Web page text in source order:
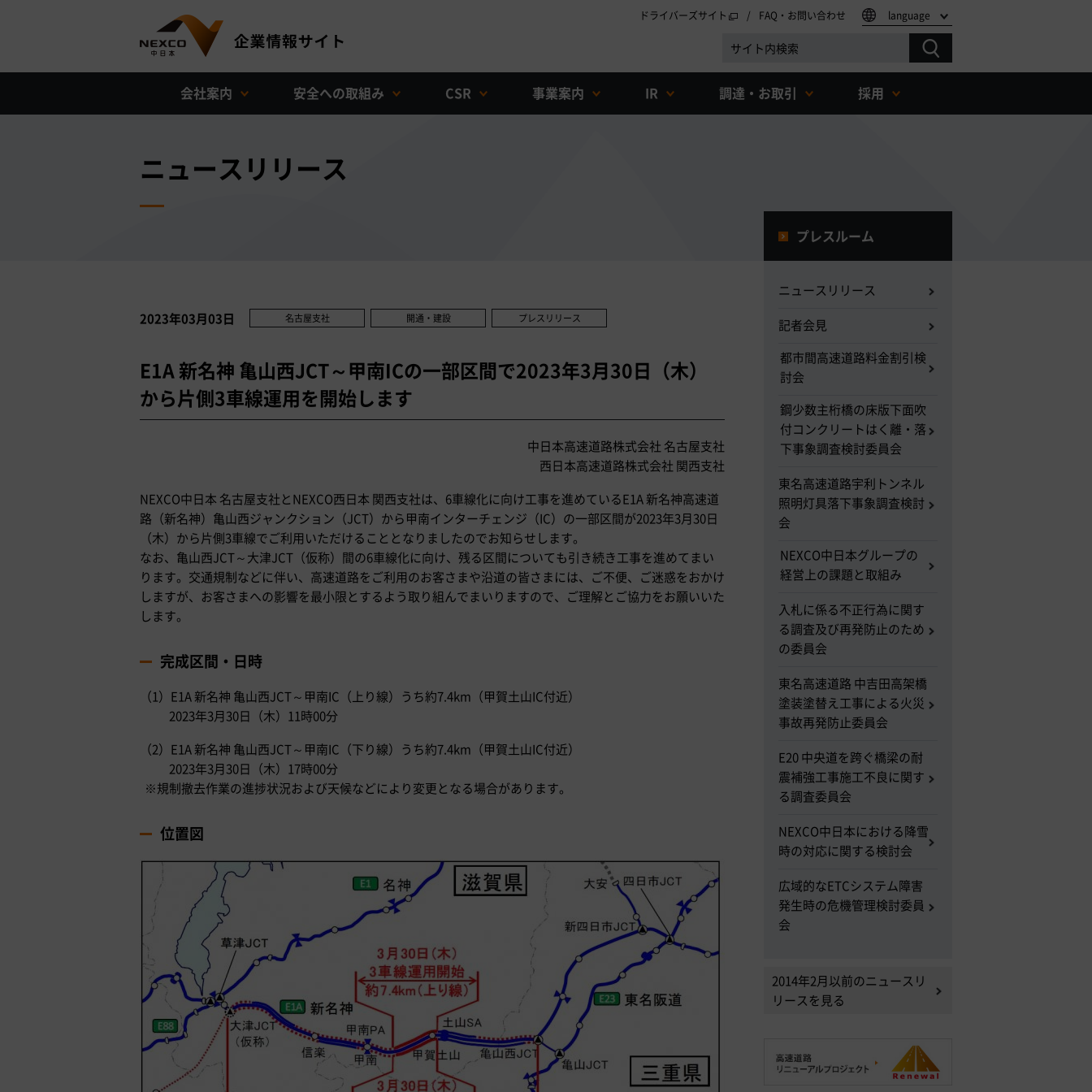
ドライバーズサイト FAQ・お問い合わせ language
会社案内 安全への取組み CSR 事業案内 IR 調達・お取引 採用
ニュースリリース
2023年03月03日 名古屋支社 開通・建設 プレスリリース
E1A 新名神 亀山西JCT～甲南ICの一部区間で2023年3月30日（木）
から片側3車線運用を開始します
中日本高速道路株式会社 名古屋支社
西日本高速道路株式会社 関西支社
NEXCO中日本 名古屋支社とNEXCO西日本 関西支社は、6車線化に向け工事を進めているE1A 新名神高速道
路（新名神）亀山西ジャンクション（JCT）から甲南インターチェンジ（IC）の一部区間が2023年3月30日
（木）から片側3車線でご利用いただけることとなりましたのでお知らせします。
なお、亀山西JCT～大津JCT（仮称）間の6車線化に向け、残る区間についても引き続き工事を進めてまい
ります。交通規制などに伴い、高速道路をご利用のお客さまや沿道の皆さまには、ご不便、ご迷惑をおかけ
しますが、お客さまへの影響を最小限とするよう取り組んでまいりますので、ご理解とご協力をお願いいた
します。
完成区間・日時
（1）E1A 新名神 亀山西JCT～甲南IC（上り線）うち約7.4km（甲賀土山IC付近）
2023年3月30日（木）11時00分
（2）E1A 新名神 亀山西JCT～甲南IC（下り線）うち約7.4km（甲賀土山IC付近）
2023年3月30日（木）17時00分
※規制撤去作業の進捗状況および天候などにより変更となる場合があります。
位置図
プレスルーム
ニュースリリース
記者会見
都市間高速道路料金割引検
討会
鋼少数主桁橋の床版下面吹
付コンクリートはく離・落
下事象調査検討委員会
東名高速道路宇利トンネル
照明灯具落下事象調査検討
会
NEXCO中日本グループの
経営上の課題と取組み
入札に係る不正行為に関す
る調査及び再発防止のため
の委員会
東名高速道路 中吉田高架橋
塗装塗替え工事による火災
事故再発防止委員会
E20 中央道を跨ぐ橋梁の耐
震補強工事施工不良に関す
る調査委員会
NEXCO中日本における降雪
時の対応に関する検討会
広域的なETCシステム障害
発生時の危機管理検討委員
会
2014年2月以前のニュースリ
リースを見る